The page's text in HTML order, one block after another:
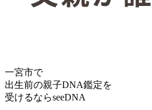
一宮市で
出生前の親子DNA鑑定を
受けるならseeDNA